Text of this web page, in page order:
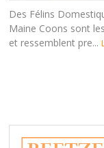
Des Félins
Maine Coons sont
et ressemblent pre...